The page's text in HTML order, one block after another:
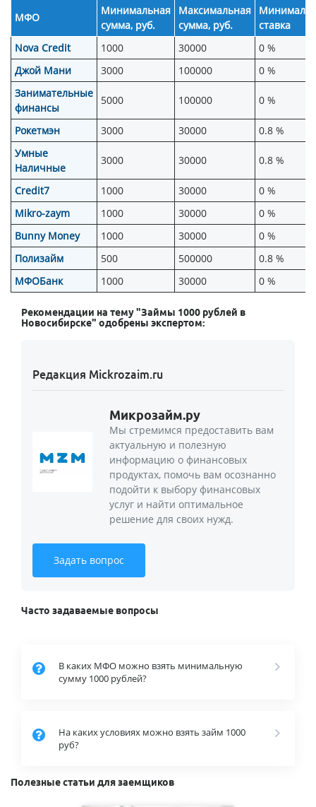
МФО
Минимальная
сумма, руб.
Максимальная
сумма, руб.
ставка
Nova Credit
1000 30000
0 %
Джой Мани
3000 100000
0 %
Занимательные
финансы
5000 100000 0 %
Рокетмэн 3000 30000
0.8 %
Умные
Наличные
3000 30000 0.8 %
Credit7 1000 30000
0 %
Mikro-zaym
1000 30000
0 %
Bunny Money
1000 30000
0 %
Полизайм
500 500000
0.8 %
МФОБанк
1000 30000 0 %
Рекомендации на тему "Займы 1000 рублей в
Новосибирске" одобрены экспертом:
Редакция Mickrozaim.ru
Микрозайм.ру
Мы стремимся предоставить вам
актуальную и полезную
информацию о финансовых
продуктах, помочь вам осознанно
подойти к выбору финансовых
услуг и найти оптимальное
решение для своих нужд.
Задать вопрос
Часто задаваемые вопросы
В каких МФО можно взять минимальную
сумму 1000 рублей?
На каких условиях можно взять займ 1000
руб?
Полезные статьи для заемщиков